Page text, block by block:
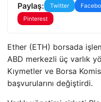
Paylaş: Twitter
Pinterest
Ether (ETH) borsada
ABD merkezli üç varlık
Kıymetler ve Borsa
başvurularını değiştirdi.